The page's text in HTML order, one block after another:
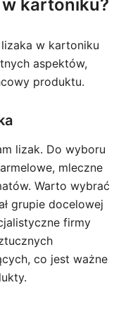
kartoniku?
w kartoniku
aspektów,
produktu.
lizak. Do wyboru
mleczne
Warto wybrać
grupie docelowej
firmy
co jest ważne